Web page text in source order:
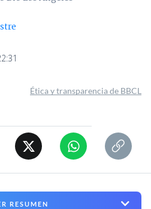
Ética y transparencia de BBCL
RESUMEN